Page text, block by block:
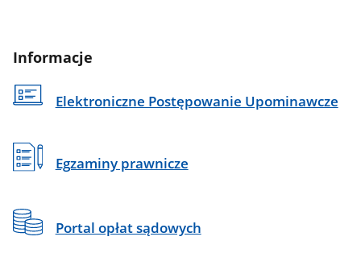
Informacje
Elektroniczne Postępowanie Upominawcze
Egzaminy prawnicze
Portal opłat sądowych